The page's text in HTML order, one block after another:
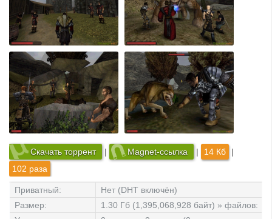
Скачать торрент | Magnet-ссылка | 14 Кб
|
102 раза
Приватный:
Нет (DHT включён)
Размер:
1.30 Гб (1,395,068,928 байт) » файлов: